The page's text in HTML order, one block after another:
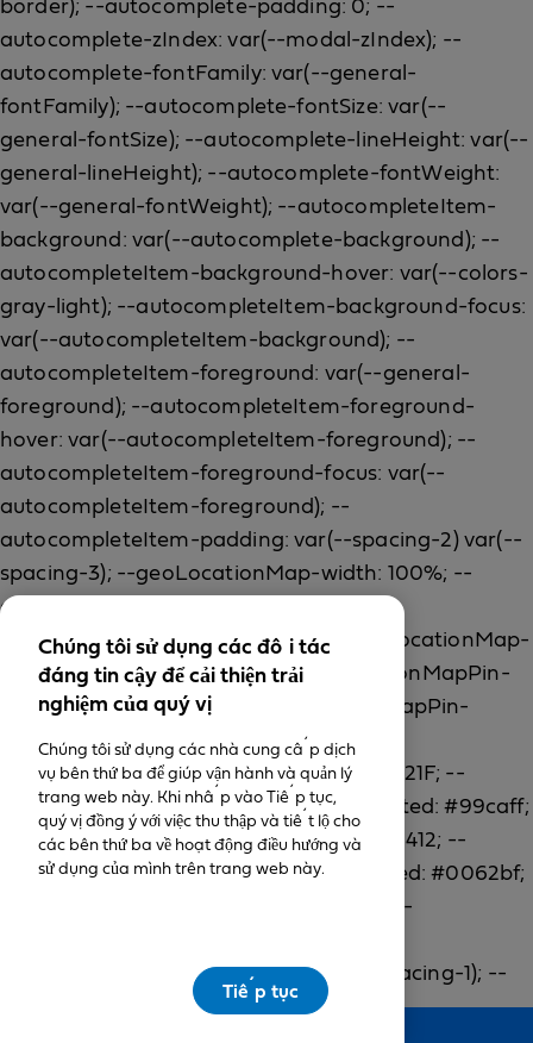
Chúng tôi sử dụng các đối tác
đáng tin cậy để cải thiện trải
nghiệm của quý vị
Chúng tôi sử dụng các nhà cung cấp dịch
vụ bên thứ ba để giúp vận hành và quản lý
trang web này. Khi nhấp vào Tiếp tục,
quý vị đồng ý với việc thu thập và tiết lộ cho
các bên thứ ba về hoạt động điều hướng và
sử dụng của mình trên trang web này.
Tiếp tục